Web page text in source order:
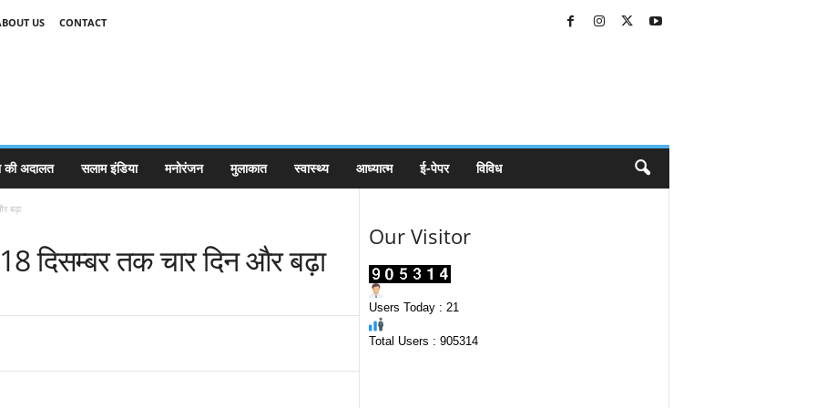
US
CONTACT
की अदालत सलाम इंडिया मनोरंजन मुलाकात स्वास्थ्य आध्यात्म ई-पेपर विविध
बढ़ा
दिसम्बर तक चार दिन और बढ़ा
Our Visitor
Users Today : 21
Total Users : 905314